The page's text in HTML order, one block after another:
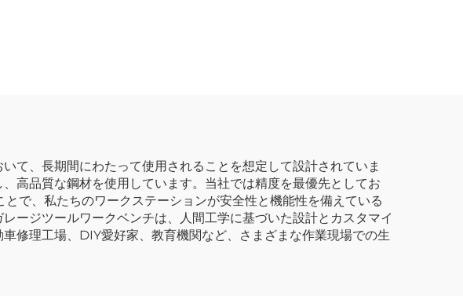
て、長期間にわたって使用されることを想定して設計されていま
高品質な鋼材を使用しています。当社では精度を最優先としてお
で、私たちのワークステーションが安全性と機能性を備えている
ージツールワークベンチは、人間工学に基づいた設計とカスタマイ
修理工場、DIY愛好家、教育機関など、さまざまな作業現場での生